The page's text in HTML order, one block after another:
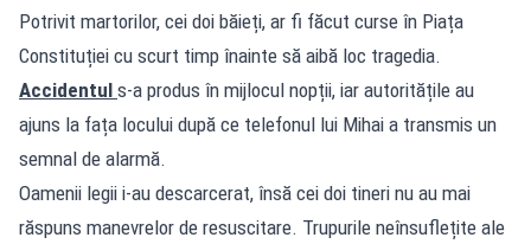
Potrivit martorilor, cei doi băieți, ar fi făcut curse în Piața
Constituției cu scurt timp înainte să aibă loc tragedia.
Accidentul s-a produs în mijlocul nopții, iar autoritățile au
ajuns la fața locului după ce telefonul lui Mihai a transmis un
semnal de alarmă.
Oamenii legii i-au descarcerat, însă cei doi tineri nu au mai
răspuns manevrelor de resuscitare. Trupurile neînsuflețite ale